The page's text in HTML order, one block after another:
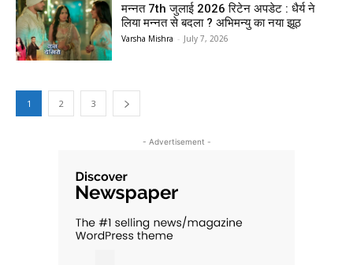
मन्नत 7th जुलाई 2026 रिटेन अपडेट : धैर्य ने
लिया मन्नत से बदला ? अभिमन्यु का नया झूठ
Varsha Mishra - July 7, 2026
1 2 3
- Advertisement -